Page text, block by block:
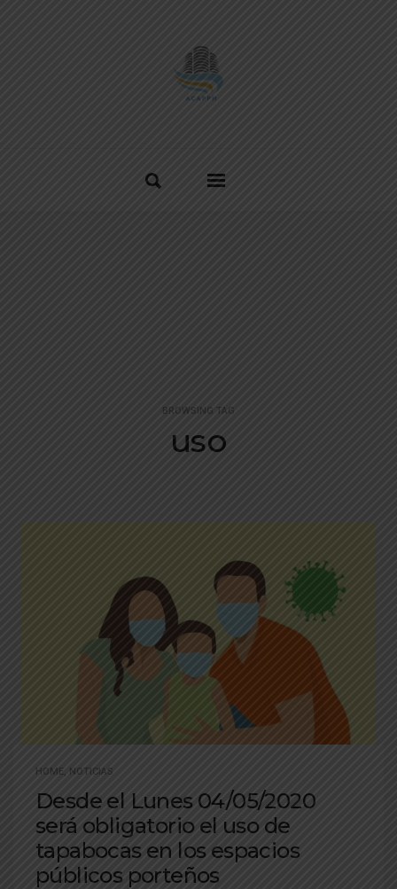
BROWSING TAG
uso
HOME, NOTICIAS
Desde el Lunes 04/05/2020
será obligatorio el uso de
tapabocas en los espacios
públicos porteños